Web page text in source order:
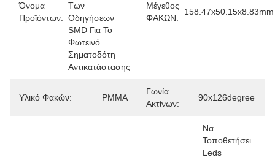
Όνομα
Προϊόντων:
Των
Οδηγήσεων
SMD Για Το
Φωτεινό
Σηματοδότη
Αντικατάστασης
Μέγεθος
ΦΑΚΩΝ:
158.47x50.15x8.83mm
Υλικό Φακών: PMMA
Γωνία
Ακτίνων:
90x126degree
Να
Τοποθετήσει
Leds